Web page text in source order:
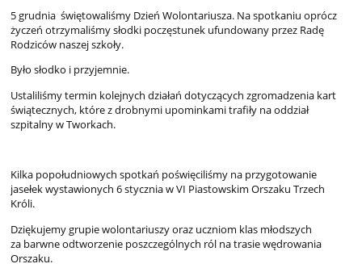
5 grudnia świętowaliśmy Dzień Wolontariusza. Na spotkaniu oprócz
życzeń otrzymaliśmy słodki poczęstunek ufundowany przez Radę
Rodziców naszej szkoły.
Było słodko i przyjemnie.
Ustaliliśmy termin kolejnych działań dotyczących zgromadzenia kart
świątecznych, które z drobnymi upominkami trafiły na oddział
szpitalny w Tworkach.
Kilka popołudniowych spotkań poświęciliśmy na przygotowanie
jasełek wystawionych 6 stycznia w VI Piastowskim Orszaku Trzech
Króli.
Dziękujemy grupie wolontariuszy oraz uczniom klas młodszych
za barwne odtworzenie poszczególnych ról na trasie wędrowania
Orszaku.